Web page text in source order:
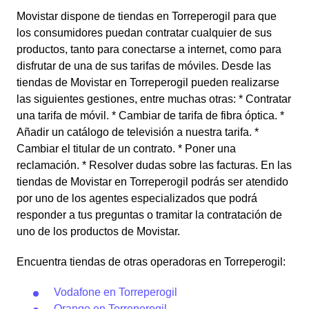
Movistar dispone de tiendas en Torreperogil para que
los consumidores puedan contratar cualquier de sus
productos, tanto para conectarse a internet, como para
disfrutar de una de sus tarifas de móviles. Desde las
tiendas de Movistar en Torreperogil pueden realizarse
las siguientes gestiones, entre muchas otras: * Contratar
una tarifa de móvil. * Cambiar de tarifa de fibra óptica. *
Añadir un catálogo de televisión a nuestra tarifa. *
Cambiar el titular de un contrato. * Poner una
reclamación. * Resolver dudas sobre las facturas. En las
tiendas de Movistar en Torreperogil podrás ser atendido
por uno de los agentes especializados que podrá
responder a tus preguntas o tramitar la contratación de
uno de los productos de Movistar.
Encuentra tiendas de otras operadoras en Torreperogil:
Vodafone en Torreperogil